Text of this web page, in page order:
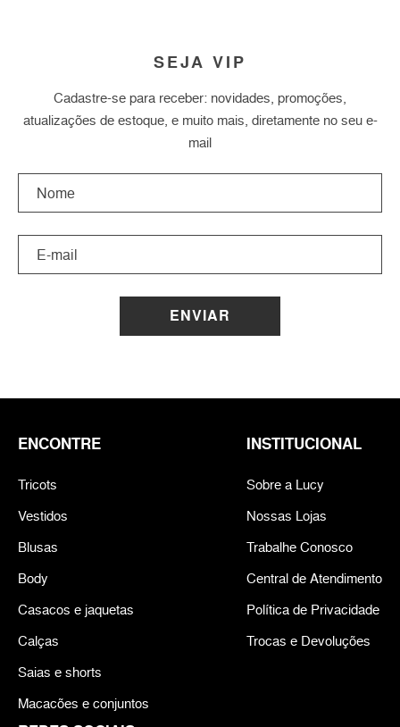
SEJA VIP
Cadastre-se para receber: novidades, promoções,
atualizações de estoque, e muito mais, diretamente no seu e-
mail
ENVIAR
ENCONTRE
Tricots
Vestidos
Blusas
Body
Casacos e jaquetas
Calças
Saias e shorts
Macacões e conjuntos
INSTITUCIONAL
Sobre a Lucy
Nossas Lojas
Trabalhe Conosco
Central de Atendimento
Política de Privacidade
Trocas e Devoluções